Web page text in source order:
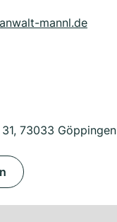
mannl.de
73033 Göppingen